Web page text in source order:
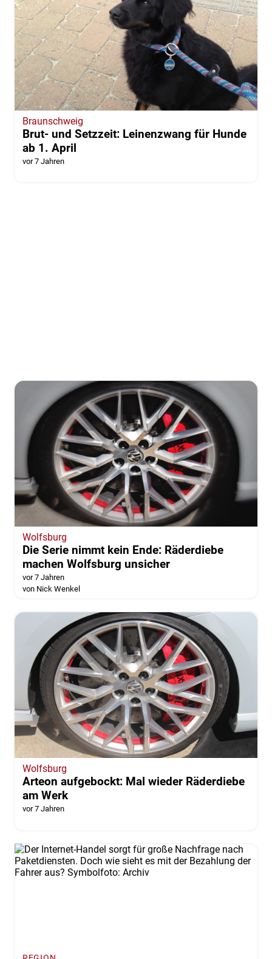
Braunschweig
Brut- und Setzzeit: Leinenzwang für Hunde
ab 1. April
vor 7 Jahren
Wolfsburg
Die Serie nimmt kein Ende: Räderdiebe
machen Wolfsburg unsicher
vor 7 Jahren
von Nick Wenkel
Wolfsburg
Arteon aufgebockt: Mal wieder Räderdiebe
am Werk
vor 7 Jahren